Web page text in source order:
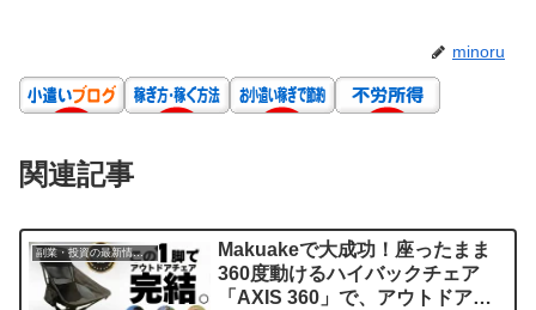
minoru
関連記事
副業・投資の最新情報まとめ
Makuakeで大成功！座ったまま
360度動けるハイバックチェア
「AXIS 360」で、アウトドアを